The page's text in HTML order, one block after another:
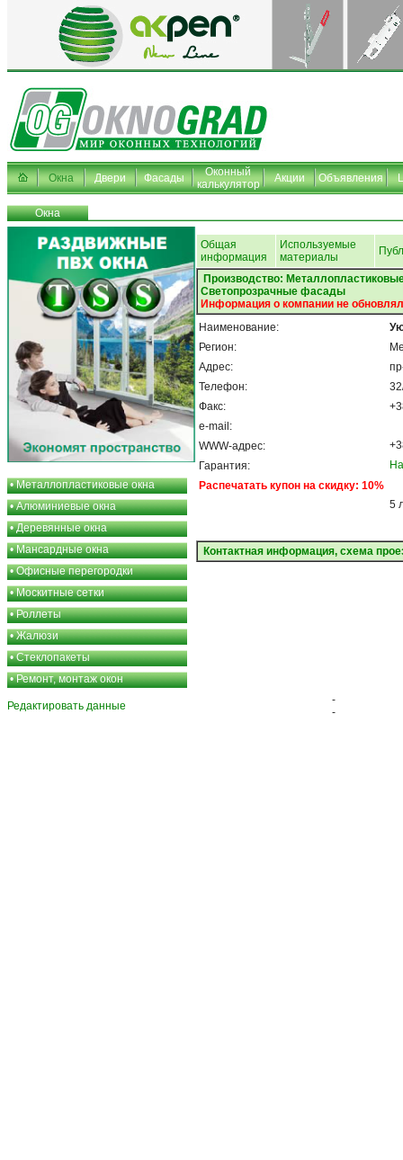
Окна Двери Фасады
Оконный
калькулятор
Акции Объявления
Окна
•Металлопластиковые окна
•Алюминиевые окна
•Деревянные окна
•Мансардные окна
•Офисные перегородки
•Москитные сетки
•Роллеты
•Жалюзи
•Стеклопакеты
•Ремонт, монтаж окон
Общая
информация
Используемые
материалы
Производство:
Светопрозрачные фасады
Информация о компании не
Наименование:
Регион:
Адрес:
Телефон:
Факс:
e-mail:
WWW-адрес:
Гарантия:
Распечатать купон на скидку: 10%
5
Контактная информация, схема
Редактировать данные
-
-